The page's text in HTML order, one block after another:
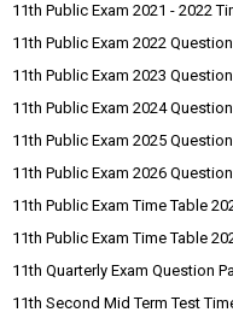
11th Public Exam 2021 - 2022
11th Public Exam 2022
11th Public Exam 2023
11th Public Exam 2024
11th Public Exam 2025
11th Public Exam 2026
11th Public Exam Time Table
11th Public Exam Time Table
11th Quarterly Exam Question
11th Second Mid Term Test